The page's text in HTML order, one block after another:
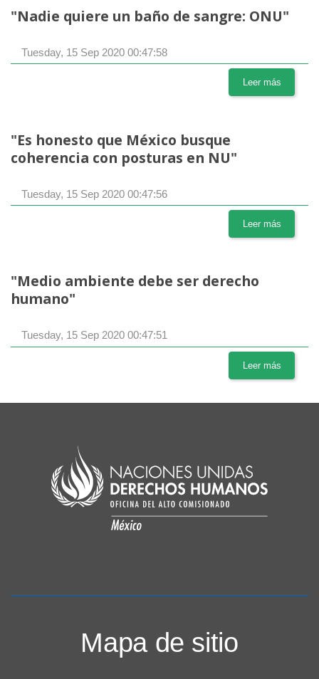
"Nadie quiere un baño de sangre: ONU"
Tuesday, 15 Sep 2020 00:47:58
Leer más
"Es honesto que México busque
coherencia con posturas en NU"
Tuesday, 15 Sep 2020 00:47:56
Leer más
"Medio ambiente debe ser derecho
humano"
Tuesday, 15 Sep 2020 00:47:51
Leer más
Mapa de sitio